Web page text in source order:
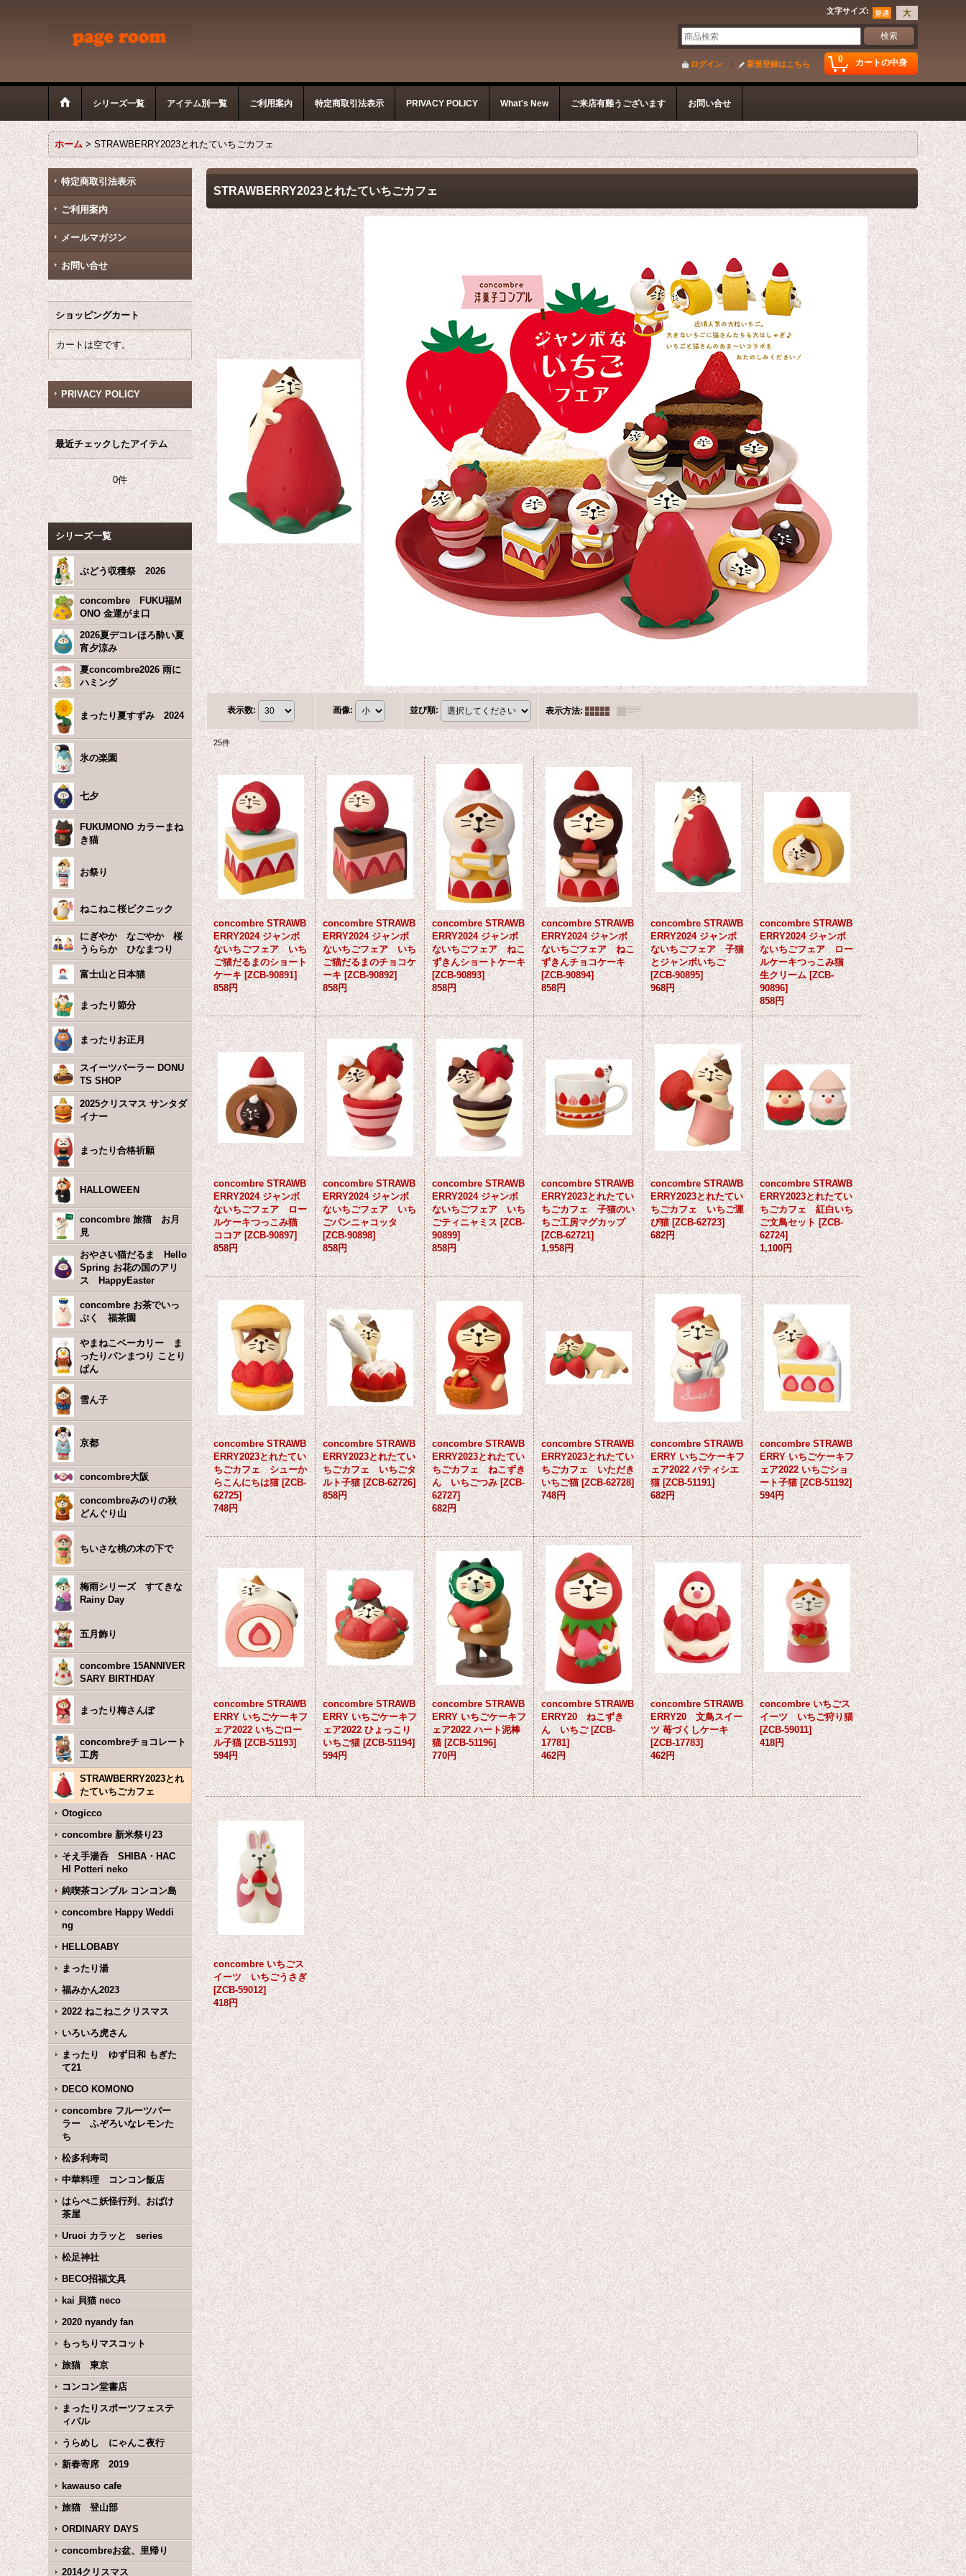
文字サイズ:
0 カートの中身
ログイン 新規登録はこちら
シリーズ一覧 アイテム別一覧 ご利用案内 特定商取引法表示 PRIVACY POLICY What's New ご来店有難うございます お問い合せ
ホーム > STRAWBERRY2023とれたていちごカフェ
特定商取引法表示
ご利用案内
メールマガジン
お問い合せ
ショッピングカート
カートは空です。
PRIVACY POLICY
最近チェックしたアイテム
0件
シリーズ一覧
ぶどう収穫祭 2026
concombre FUKU福M
ONO 金運がま口
2026夏デコレほろ酔い夏
宵夕涼み
夏concombre2026 雨に
ハミング
まったり夏すずみ 2024
氷の楽園
七夕
FUKUMONO カラーまね
き猫
お祭り
ねこねこ桜ピクニック
にぎやか なごやか 桜
うららか ひなまつり
富士山と日本猫
まったり節分
まったりお正月
スイーツパーラー DONU
TS SHOP
2025クリスマス サンタダ
イナー
まったり合格祈願
HALLOWEEN
concombre 旅猫 お月
見
おやさい猫だるま Hello
Spring お花の国のアリ
ス HappyEaster
concombre お茶でいっ
ぷく 福茶園
やまねこベーカリー ま
ったりパンまつり ことり
ぱん
雪ん子
京都
concombre大阪
concombreみのりの秋
どんぐり山
ちいさな桃の木の下で
梅雨シリーズ すてきな
Rainy Day
五月飾り
concombre 15ANNIVER
SARY BIRTHDAY
まったり梅さんぽ
concombreチョコレート
工房
STRAWBERRY2023とれ
たていちごカフェ
Otogicco
concombre 新米祭り23
そえ手湯呑 SHIBA・HAC
HI Potteri neko
純喫茶コンブル コンコン島
concombre Happy Weddi
ng
HELLOBABY
まったり湯
福みかん2023
2022 ねこねこクリスマス
いろいろ虎さん
まったり ゆず日和 もぎた
て21
DECO KOMONO
concombre フルーツパー
ラー ふぞろいなレモンた
ち
松多利寿司
中華料理 コンコン飯店
はらぺこ妖怪行列、おばけ
茶屋
Uruoi カラッと series
松足神社
BECO招福文具
kai 貝猫 neco
2020 nyandy fan
もっちりマスコット
旅猫 東京
コンコン堂書店
まったりスポーツフェステ
ィバル
うらめし にゃんこ夜行
新春寄席 2019
kawauso cafe
旅猫 登山部
ORDINARY DAYS
concombreお盆、里帰り
2014クリスマス
STRAWBERRY2023とれたていちごカフェ
表示数: 画像: 並び順: 表示方法:
25件
concombre STRAWB
ERRY2024 ジャンボ
ないちごフェア いち
ご猫だるまのショート
ケーキ [ZCB-90891]
858円
concombre STRAWB
ERRY2024 ジャンボ
ないちごフェア いち
ご猫だるまのチョコケ
ーキ [ZCB-90892]
858円
concombre STRAWB
ERRY2024 ジャンボ
ないちごフェア ねこ
ずきんショートケーキ
[ZCB-90893]
858円
concombre STRAWB
ERRY2024 ジャンボ
ないちごフェア ねこ
ずきんチョコケーキ
[ZCB-90894]
858円
concombre STRAWB
ERRY2024 ジャンボ
ないちごフェア 子猫
とジャンボいちご
[ZCB-90895]
968円
concombre STRAWB
ERRY2024 ジャンボ
ないちごフェア ロー
ルケーキつっこみ猫
生クリーム [ZCB-
90896]
858円
concombre STRAWB
ERRY2024 ジャンボ
ないちごフェア ロー
ルケーキつっこみ猫
ココア [ZCB-90897]
858円
concombre STRAWB
ERRY2024 ジャンボ
ないちごフェア いち
ごパンニャコッタ
[ZCB-90898]
858円
concombre STRAWB
ERRY2024 ジャンボ
ないちごフェア いち
ごティニャミス [ZCB-
90899]
858円
concombre STRAWB
ERRY2023とれたてい
ちごカフェ 子猫のい
ちご工房マグカップ
[ZCB-62721]
1,958円
concombre STRAWB
ERRY2023とれたてい
ちごカフェ いちご運
び猫 [ZCB-62723]
682円
concombre STRAWB
ERRY2023とれたてい
ちごカフェ 紅白いち
ご文鳥セット [ZCB-
62724]
1,100円
concombre STRAWB
ERRY2023とれたてい
ちごカフェ シューか
らこんにちは猫 [ZCB-
62725]
748円
concombre STRAWB
ERRY2023とれたてい
ちごカフェ いちごタ
ルト子猫 [ZCB-62726]
858円
concombre STRAWB
ERRY2023とれたてい
ちごカフェ ねこずき
ん いちごつみ [ZCB-
62727]
682円
concombre STRAWB
ERRY2023とれたてい
ちごカフェ いただき
いちご猫 [ZCB-62728]
748円
concombre STRAWB
ERRY いちごケーキフ
ェア2022 パティシエ
猫 [ZCB-51191]
682円
concombre STRAWB
ERRY いちごケーキフ
ェア2022 いちごショ
ート子猫 [ZCB-51192]
594円
concombre STRAWB
ERRY いちごケーキフ
ェア2022 いちごロー
ル子猫 [ZCB-51193]
594円
concombre STRAWB
ERRY いちごケーキフ
ェア2022 ひょっこり
いちご猫 [ZCB-51194]
594円
concombre STRAWB
ERRY いちごケーキフ
ェア2022 ハート泥棒
猫 [ZCB-51196]
770円
concombre STRAWB
ERRY20 ねこずき
ん いちご [ZCB-
17781]
462円
concombre STRAWB
ERRY20 文鳥スイー
ツ 苺づくしケーキ
[ZCB-17783]
462円
concombre いちごス
イーツ いちご狩り猫
[ZCB-59011]
418円
concombre いちごス
イーツ いちごうさぎ
[ZCB-59012]
418円